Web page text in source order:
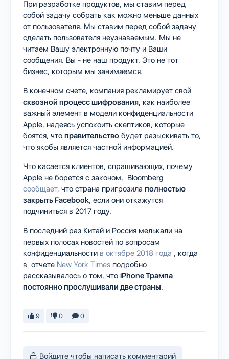
При разработке продуктов, мы ставим перед
собой задачу собрать как можно меньше данных
от пользователя. Мы ставим перед собой задачу
сделать пользователя неузнаваемым. Мы не
читаем Вашу электронную почту и Ваши
сообщения. Вы - не наш продукт. Это не тот
бизнес, которым мы занимаемся.
В конечном счете, компания рекламирует свой
сквозной процесс шифрования, как наиболее
важный элемент в модели конфиденциальности
Apple, надеясь успокоить скептиков, которые
боятся, что правительство будет разыскивать то,
что якобы является частной информацией.
Что касается клиентов, спрашивающих, почему
Apple не борется с законом, Bloomberg
сообщает, что страна пригрозила полностью
закрыть Facebook, если они откажутся
подчиниться в 2017 году.
В последний раз Китай и Россия мелькали на
первых полосах новостей по вопросам
конфиденциальности в октябре 2018 года , когда
в отчете New York Times подробно
рассказывалось о том, что iPhone Трампа
постоянно прослушивали две страны.
9 0 0
Войдите чтобы написать комментарий